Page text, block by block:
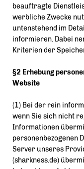
beauftragte
werbliche Zwecke
untenstehend im
informieren. Dabei
Kriterien der
§2 Erhebung
Website
(1) Bei der rein
wenn Sie sich nicht
Informationen
personenbezogenen
Server unseres
(sharkness.de)